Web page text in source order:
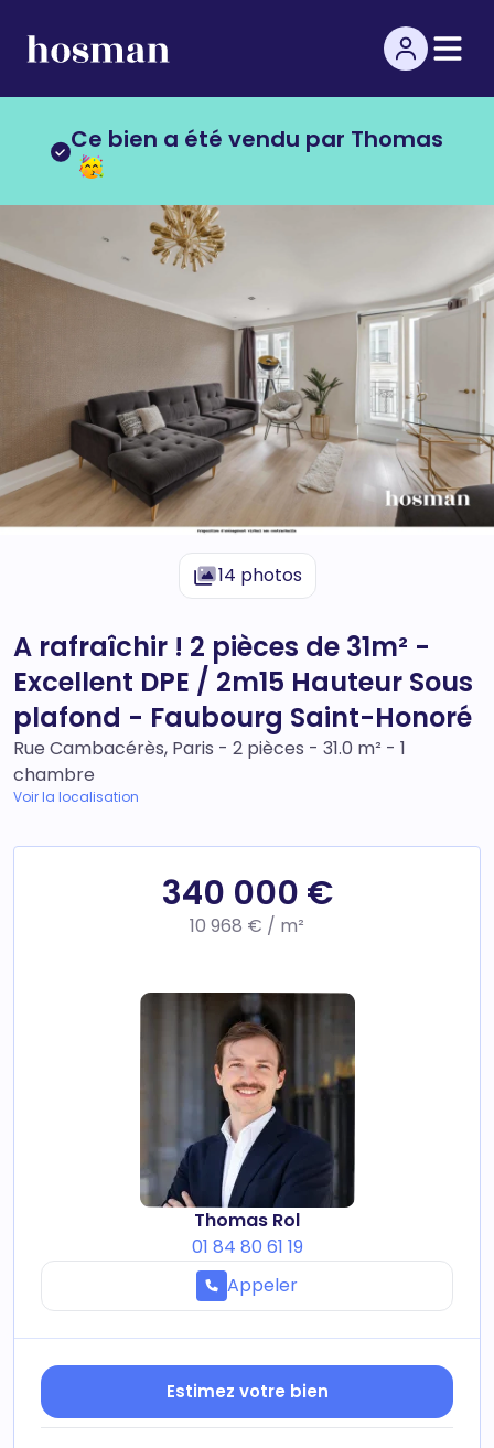
Ce bien a été vendu par Thomas
14 photos
A rafraîchir ! 2 pièces de 31m² -
Excellent DPE / 2m15 Hauteur Sous
plafond - Faubourg Saint-Honoré
Rue Cambacérès, Paris - 2 pièces - 31.0 m² - 1
chambre
Voir la localisation
340 000 €
10 968 € / m²
Thomas Rol
01 84 80 61 19
Appeler
Estimez votre bien